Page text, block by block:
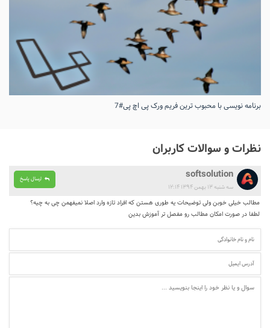
برنامه نویسی با محبوب ترین فریم ورک پی اچ پی#7
نظرات و سوالات کاربران
ارسال پاسخ softsolution
سه شنبه ۱۳ بهمن ۱۳۹۴ ۱۲:۱۴
مطالب خیلی خوبن ولی توضیحات یه طوری هستن که افراد تازه وارد اصلا نمیفهمن چی به چیه؟
لطفا در صورت امکان مطالب رو مفصل تر آموزش بدین